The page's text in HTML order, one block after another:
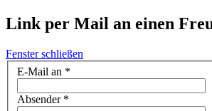
Link per Mail an einen
Fenster schließen
E-Mail an *
Absender*